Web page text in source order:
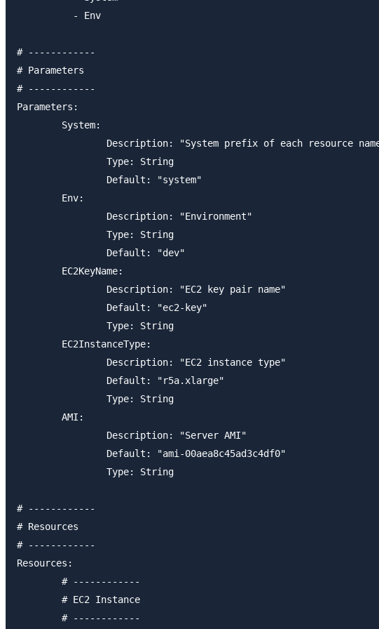
          - Env
# ------------
# Parameters
# ------------
Parameters:
# ------------
# Resources
# ------------
Resources: